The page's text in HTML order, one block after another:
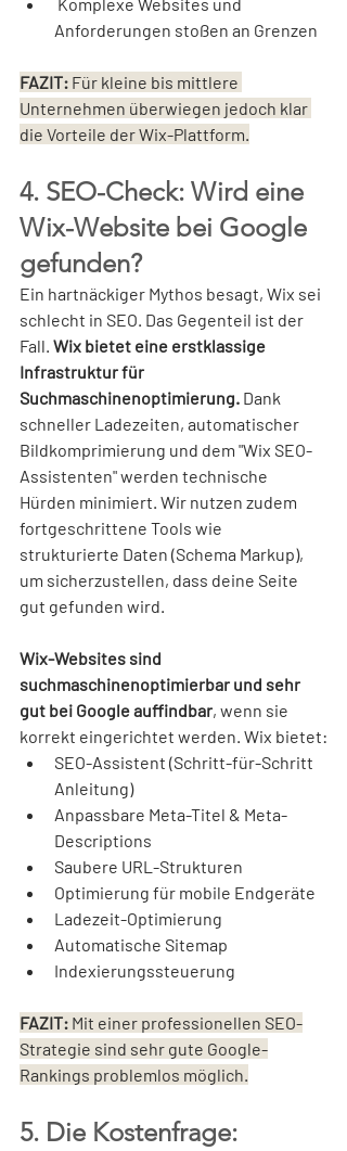
Anforderungen stoßen an Grenzen
FAZIT: Für kleine bis mittlere
Unternehmen überwiegen jedoch klar
die Vorteile der Wix-Plattform.
4. SEO-Check: Wird eine
Wix-Website bei Google
gefunden?
Ein hartnäckiger Mythos besagt, Wix sei
schlecht in SEO. Das Gegenteil ist der
Fall. Wix bietet eine erstklassige
Infrastruktur für
Suchmaschinenoptimierung. Dank
schneller Ladezeiten, automatischer
Bildkomprimierung und dem "Wix SEO-
Assistenten" werden technische
Hürden minimiert. Wir nutzen zudem
fortgeschrittene Tools wie
strukturierte Daten (Schema Markup),
um sicherzustellen, dass deine Seite
gut gefunden wird.
Wix-Websites sind
suchmaschinenoptimierbar und sehr
gut bei Google auffindbar, wenn sie
korrekt eingerichtet werden. Wix bietet:
SEO-Assistent (Schritt-für-Schritt
Anleitung)
Anpassbare Meta-Titel & Meta-
Descriptions
Saubere URL-Strukturen
Optimierung für mobile Endgeräte
Ladezeit-Optimierung
Automatische Sitemap
Indexierungssteuerung
FAZIT: Mit einer professionellen SEO-
Strategie sind sehr gute Google-
Rankings problemlos möglich.
5. Die Kostenfrage: